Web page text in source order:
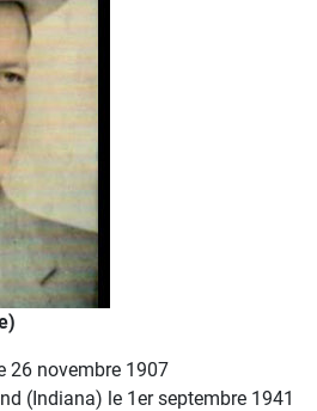
26 novembre 1907
(Indiana) le 1er septembre 1941